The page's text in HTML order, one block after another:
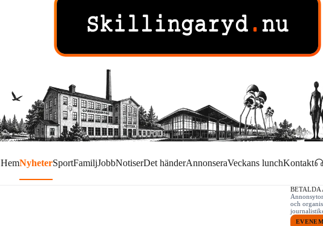
HemNyheterSportFamiljJobbNotiserDet händerAnnonseraVeckans lunchKontakt
BETALDA
och